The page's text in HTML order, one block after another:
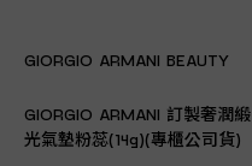
GIORGIO ARMANI BEAUTY
GIORGIO ARMANI 訂製奢潤緞
光氣墊粉蕊(14g)(專櫃公司貨)